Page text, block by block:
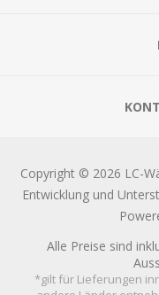
Copyright © 2026 LC-
Entwicklung und
Alle Preise sind
*gilt für Lieferungen